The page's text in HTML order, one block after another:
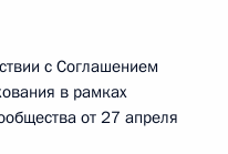
с Соглашением
в рамках
от 27 апреля